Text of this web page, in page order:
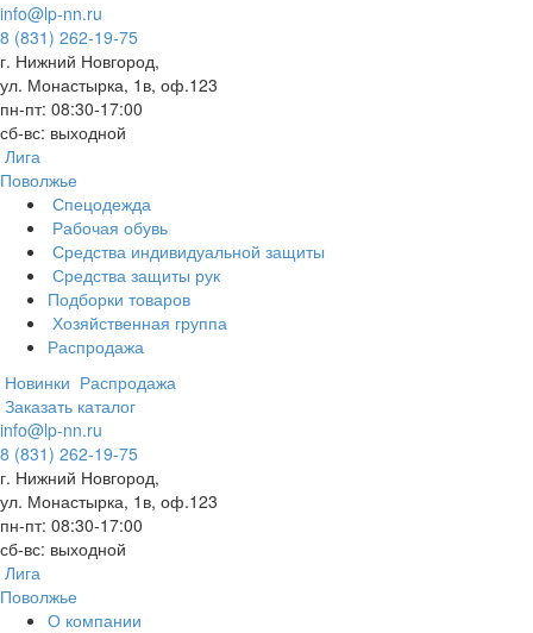
info@lp-nn.ru
8 (831) 262-19-75
г. Нижний Новгород,
ул. Монастырка, 1в, оф.123
пн-пт: 08:30-17:00
сб-вс: выходной
Лига
Поволжье
Спецодежда
Рабочая обувь
Средства индивидуальной защиты
Средства защиты рук
Подборки товаров
Хозяйственная группа
Распродажа
Новинки Распродажа
Заказать каталог
info@lp-nn.ru
8 (831) 262-19-75
г. Нижний Новгород,
ул. Монастырка, 1в, оф.123
пн-пт: 08:30-17:00
сб-вс: выходной
Лига
Поволжье
О компании